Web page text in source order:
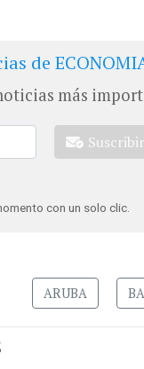
de
más
con un solo clic.
ARUBA